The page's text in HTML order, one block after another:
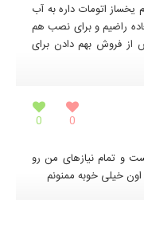
رو خرید کردم یخساز اتومات داره به آب
راضیم و برای نصب هم
فروش بهم دادن برای
0
0
و تمام نیازهای من رو
خیلی خوبه ممنونم